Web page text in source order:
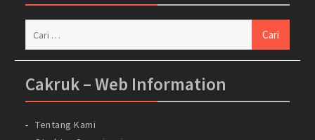
Cakruk – Web Information
Tentang Kami